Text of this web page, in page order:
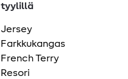
tyylillä
Jersey
Farkkukangas
French Terry
Resori